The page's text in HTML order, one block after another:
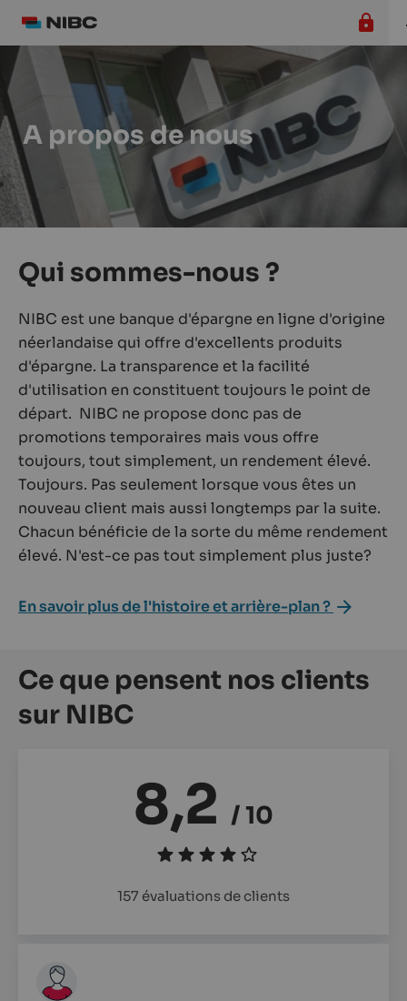
A propos de nous
Qui sommes-nous ?
NIBC est une banque d'épargne en ligne d'origine
néerlandaise qui offre d'excellents produits
d'épargne. La transparence et la facilité
d'utilisation en constituent toujours le point de
départ. NIBC ne propose donc pas de
promotions temporaires mais vous offre
toujours, tout simplement, un rendement élevé.
Toujours. Pas seulement lorsque vous êtes un
nouveau client mais aussi longtemps par la suite.
Chacun bénéficie de la sorte du même rendement
élevé. N'est-ce pas tout simplement plus juste?
En savoir plus de l'histoire et arrière-plan ?
Ce que pensent nos clients
sur NIBC
8,2 / 10
157 évaluations de clients